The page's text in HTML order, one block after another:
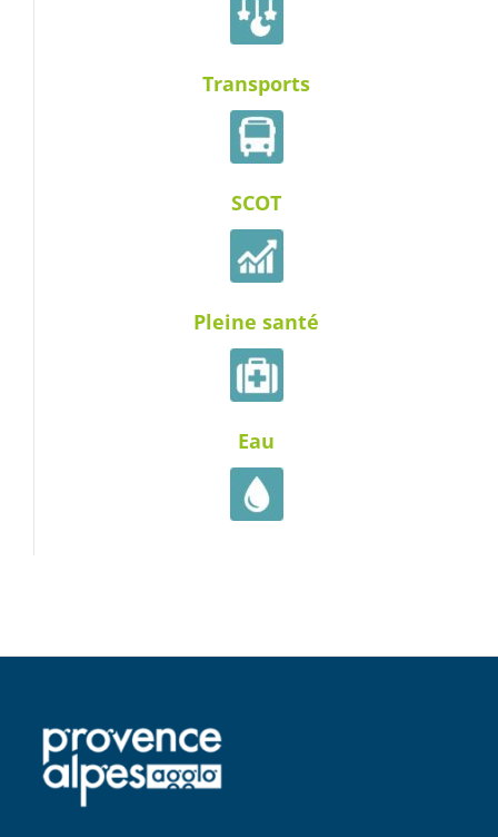
Transports
SCOT
Pleine santé
Eau